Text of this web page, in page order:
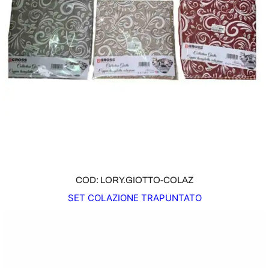
COD: LORY.GIOTTO-COLAZ
SET COLAZIONE TRAPUNTATO